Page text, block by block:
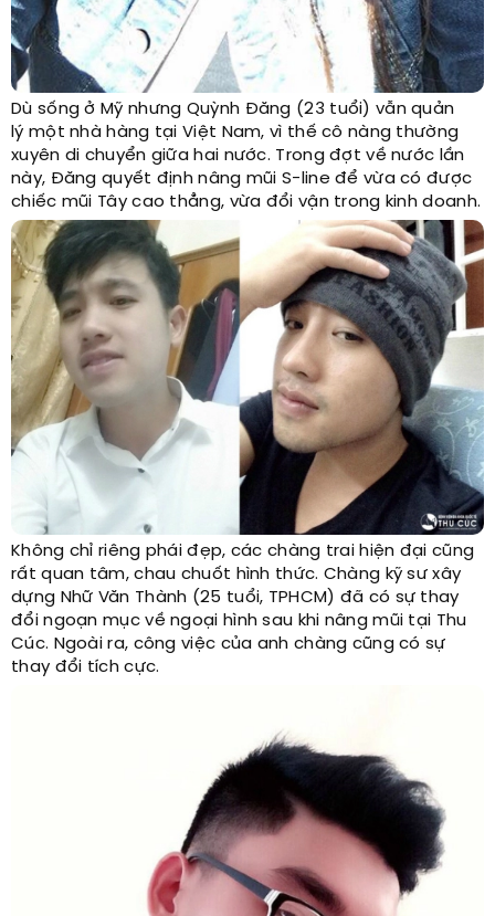
Dù sống ở Mỹ nhưng Quỳnh Đăng (23 tuổi) vẫn quản
lý một nhà hàng tại Việt Nam, vì thế cô nàng thường
xuyên di chuyển giữa hai nước. Trong đợt về nước lần
này, Đăng quyết định nâng mũi S-line để vừa có được
chiếc mũi Tây cao thẳng, vừa đổi vận trong kinh doanh.
Không chỉ riêng phái đẹp, các chàng trai hiện đại cũng
rất quan tâm, chau chuốt hình thức. Chàng kỹ sư xây
dựng Nhữ Văn Thành (25 tuổi, TPHCM) đã có sự thay
đổi ngoạn mục về ngoại hình sau khi nâng mũi tại Thu
Cúc. Ngoài ra, công việc của anh chàng cũng có sự
thay đổi tích cực.